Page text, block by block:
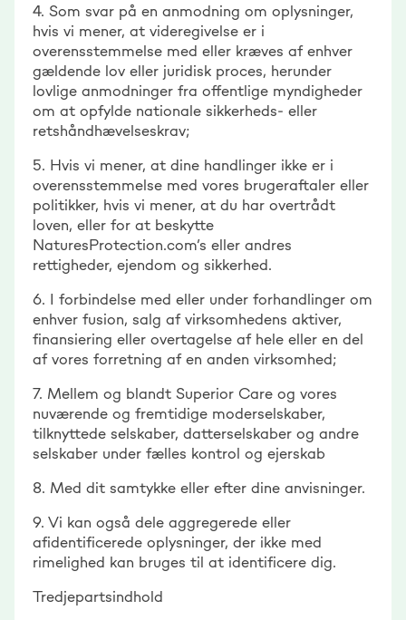
4. Som svar på en anmodning om oplysninger,
hvis vi mener, at videregivelse er i
overensstemmelse med eller kræves af enhver
gældende lov eller juridisk proces, herunder
lovlige anmodninger fra offentlige myndigheder
om at opfylde nationale sikkerheds- eller
retshåndhævelseskrav;
5. Hvis vi mener, at dine handlinger ikke er i
overensstemmelse med vores brugeraftaler eller
politikker, hvis vi mener, at du har overtrådt
loven, eller for at beskytte
NaturesProtection.com’s eller andres
rettigheder, ejendom og sikkerhed.
6. I forbindelse med eller under forhandlinger om
enhver fusion, salg af virksomhedens aktiver,
finansiering eller overtagelse af hele eller en del
af vores forretning af en anden virksomhed;
7. Mellem og blandt Superior Care og vores
nuværende og fremtidige moderselskaber,
tilknyttede selskaber, datterselskaber og andre
selskaber under fælles kontrol og ejerskab
8. Med dit samtykke eller efter dine anvisninger.
9. Vi kan også dele aggregerede eller
afidentificerede oplysninger, der ikke med
rimelighed kan bruges til at identificere dig.
Tredjepartsindhold